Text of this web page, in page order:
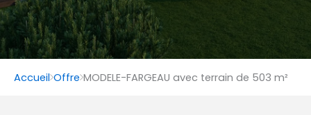
Accueil Offre MODELE-FARGEAU avec terrain de 503 m²